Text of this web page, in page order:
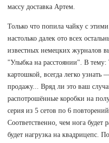
массу доставка Артем.
Только что попила чайку с
настолько далек ото всех
известных немецких журналов
"Улыбка на расстоянии". В тему:
картошкой, всегда легко
продажу... Вряд ли это ваш
распотрошённые коробки на
серия из 5 сетов по 6
Соответственно, чем нога
будет нагрузка на квадрицепс.